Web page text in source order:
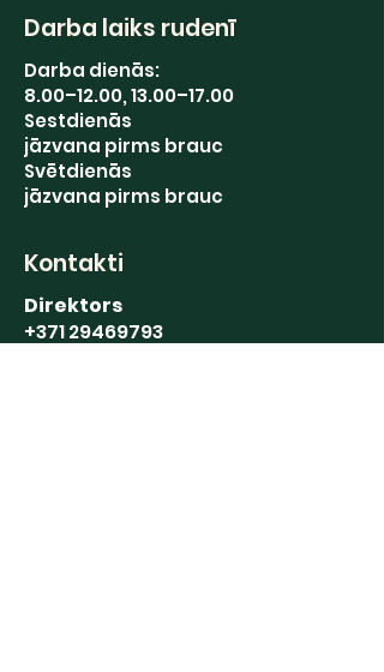
Darba laiks rudenī
Darba dienās:
8.00–12.00, 13.00–17.00
Sestdienās
jāzvana pirms brauc
Svētdienās
jāzvana pirms brauc
Kontakti
Direktors
+371 29469793